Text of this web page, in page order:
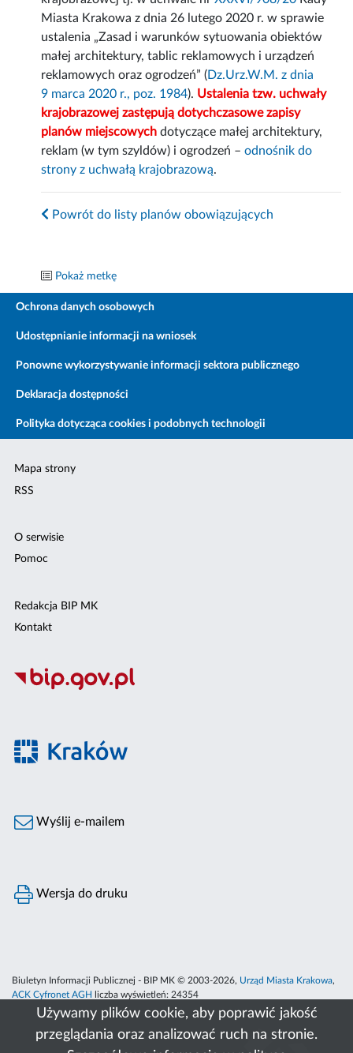
Używamy plików cookie, aby poprawić jakość
przeglądania oraz analizować ruch na stronie.
Miasta Krakowa z dnia 26 lutego 2020 r. w sprawie
ustalenia „Zasad i warunków sytuowania obiektów
małej architektury, tablic reklamowych i urządzeń
reklamowych oraz ogrodzeń” (Dz.Urz.W.M. z dnia
9 marca 2020 r., poz. 1984). Ustalenia tzw. uchwały
krajobrazowej zastępują dotychczasowe zapisy
planów miejscowych dotyczące małej architektury,
reklam (w tym szyldów) i ogrodzeń –odnośnik do
strony z uchwałą krajobrazową.
Powrót do listy planów obowiązujących
Pokaż metkę
Ochrona danych osobowych
Udostępnianie informacji na wniosek
Ponowne wykorzystywanie informacji sektora publicznego
Deklaracja dostępności
Polityka dotycząca cookies i podobnych technologii
Mapa strony
RSS
O serwisie
Pomoc
Redakcja BIP MK
Kontakt
Wyślij e-mailem
Wersja do druku
Biuletyn Informacji Publicznej - BIP MK © 2003-2026, Urząd Miasta Krakowa,
ACK Cyfronet AGH
liczba wyświetleń: 24354